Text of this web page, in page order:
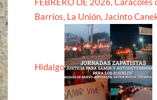
Barrios, La Unión, Jacinto
Hidalgo